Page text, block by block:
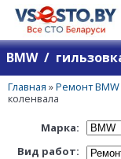
BMW /
Главная »Ремонт BMW
коленвала
Марка:
Вид работ: